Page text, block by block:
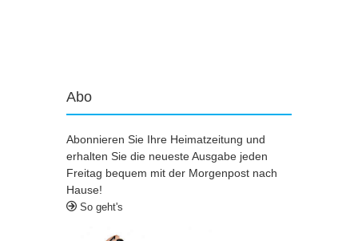
Abo
Abonnieren Sie Ihre Heimatzeitung und
erhalten Sie die neueste Ausgabe jeden
Freitag bequem mit der Morgenpost nach
Hause!
So geht's